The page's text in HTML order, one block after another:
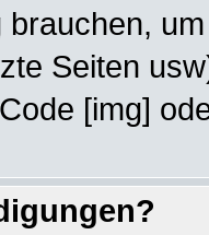
Seiten
[img]